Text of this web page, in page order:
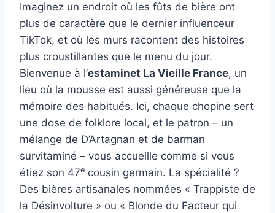
Imaginez un endroit où les fûts de bière ont
plus de caractère que le dernier influenceur
TikTok, et où les murs racontent des histoires
plus croustillantes que le menu du jour.
Bienvenue à l’estaminet La Vieille France, un
lieu où la mousse est aussi généreuse que la
mémoire des habitués. Ici, chaque chopine sert
une dose de folklore local, et le patron – un
mélange de D’Artagnan et de barman
survitaminé – vous accueille comme si vous
étiez son 47e cousin germain. La spécialité ?
Des bières artisanales nommées « Trappiste de
la Désinvolture » ou « Blonde du Facteur qui